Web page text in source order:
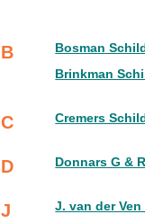
B
Bosman
Brinkman
C Cremers
D Donnars G &
J J. van der